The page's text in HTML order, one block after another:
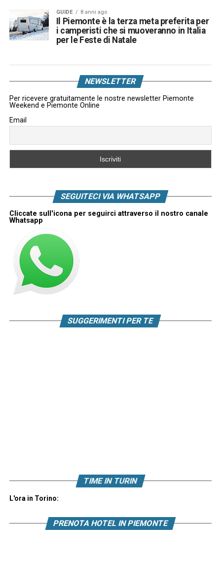
GUIDE 8 anni ago
Il Piemonte è la terza meta preferita per
i camperisti che si muoveranno in Italia
per le Feste di Natale
NEWSLETTER
Per ricevere gratuitamente le nostre newsletter Piemonte
Weekend e Piemonte Online
Email
SEGUITECI VIA WHATSAPP
Cliccate sull'icona per seguirci attraverso il nostro canale
Whatsapp
SUGGERIMENTI PER TE
TIME IN TURIN
L'ora in Torino:
PRENOTA HOTEL IN PIEMONTE